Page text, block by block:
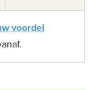
voordel